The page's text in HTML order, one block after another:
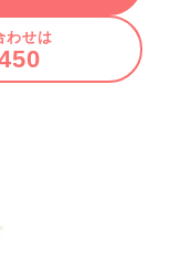
わせは